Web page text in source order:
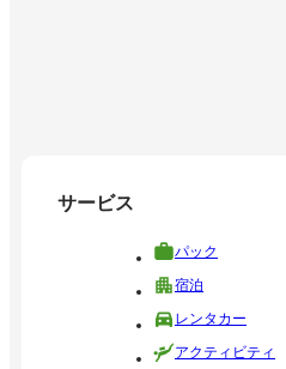
サービス
パック
宿泊
レンタカー
アクティビティ